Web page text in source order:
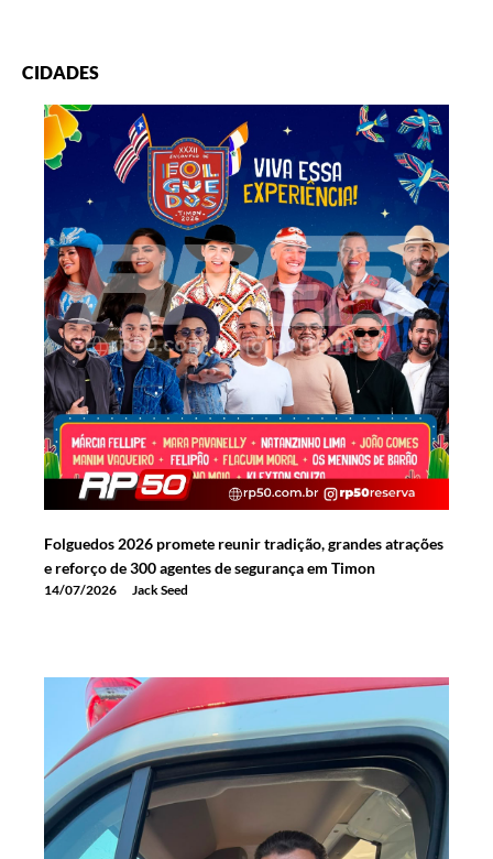
CIDADES
Folguedos 2026 promete reunir tradição, grandes atrações
e reforço de 300 agentes de segurança em Timon
14/07/2026 Jack Seed